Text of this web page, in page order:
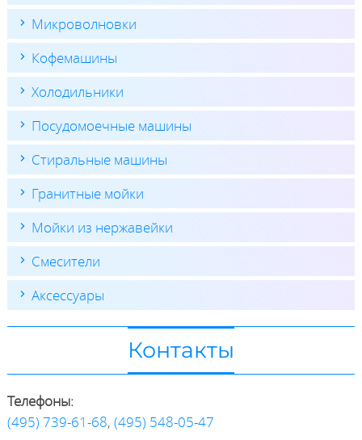
Микроволновки
Кофемашины
Холодильники
Посудомоечные машины
Стиральные машины
Гранитные мойки
Мойки из нержавейки
Смесители
Аксессуары
Контакты
Телефоны:
(495) 739-61-68, (495) 548-05-47